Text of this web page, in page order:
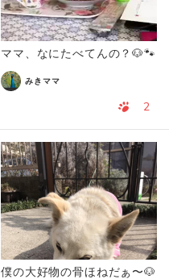
ママ、なにたべてんの？🐶🐾
みきママ
2
僕の大好物の骨ほねだぁ〜🐶